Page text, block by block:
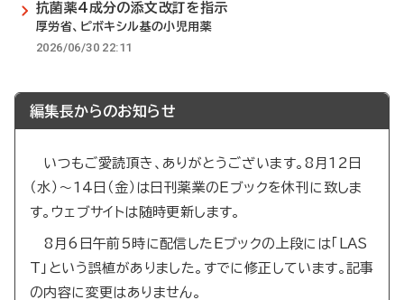
抗菌薬4成分の添文改訂を指示
厚労省、ピボキシル基の小児用薬
2026/06/30 22:11
編集長からのお知らせ
いつもご愛読頂き、ありがとうございます。8月12日
（水）～14日（金）は日刊薬業のEブックを休刊に致しま
す。ウェブサイトは随時更新します。
8月6日午前5時に配信したEブックの上段には「LAS
T」という誤植がありました。すでに修正しています。記事
の内容に変更はありません。